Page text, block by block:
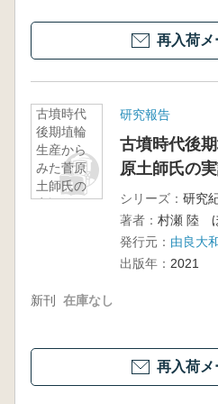
再入荷メ
古墳時代
後期埴輪
生産から
みた菅原
土師氏の
実証的研
研究報告
古墳時代後
原土師氏の
シリーズ： 研究
著者： 村瀬 陸
発行元： 由良大
出版年： 2021
新刊 在庫なし
再入荷メ